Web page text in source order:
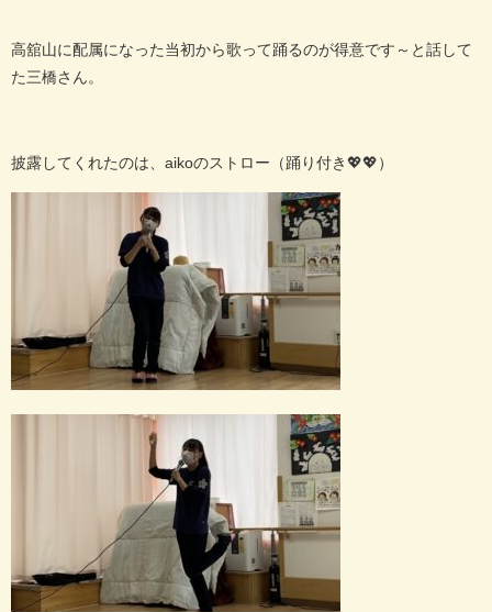
高舘山に配属になった当初から歌って踊るのが得意です～と話して
た三橋さん。
披露してくれたのは、aikoのストロー（踊り付き💖💖）